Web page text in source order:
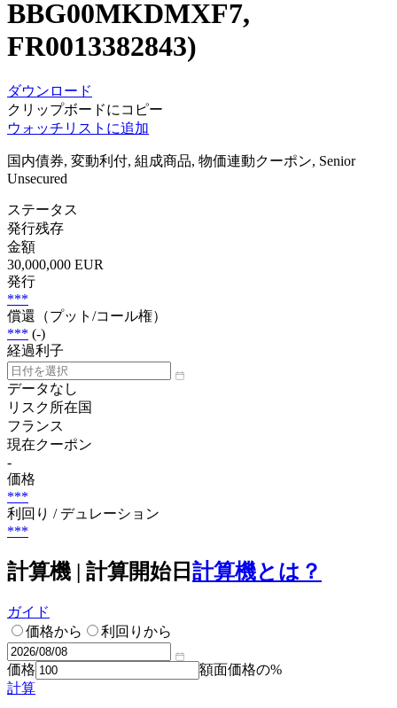
BBG00MKDMXF7,
FR0013382843)
ダウンロード
クリップボードにコピー
ウォッチリストに追加
国内債券, 変動利付, 組成商品, 物価連動クーポン, Senior
Unsecured
ステータス
発行残存
金額
30,000,000 EUR
発行
***
償還（プット/コール権）
*** (-)
経過利子
データなし
リスク所在国
フランス
現在クーポン
-
価格
***
利回り / デュレーション
***
計算機 | 計算開始日 計算機とは？
ガイド
価格から
利回りから
価格
額面価格の%
計算